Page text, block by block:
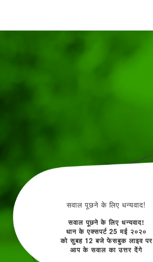
सवाल पूछने के लिए धन्यवाद!
सवाल पूछने के लिए धन्यवाद!
धान के एक्सपर्ट 25 मई २०२०
को सुबह 12 बजे फेसबुक लाइव पर
आप के सवाल का उत्तर देंगे